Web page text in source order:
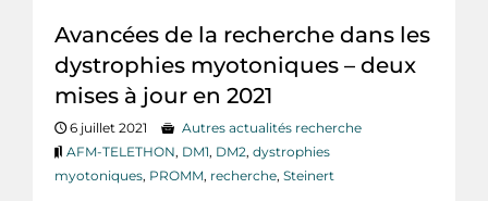
Avancées de la recherche dans les
dystrophies myotoniques – deux
mises à jour en 2021
6 juillet 2021
Autres actualités recherche
AFM-TELETHON, DM1, DM2, dystrophies
myotoniques, PROMM, recherche, Steinert